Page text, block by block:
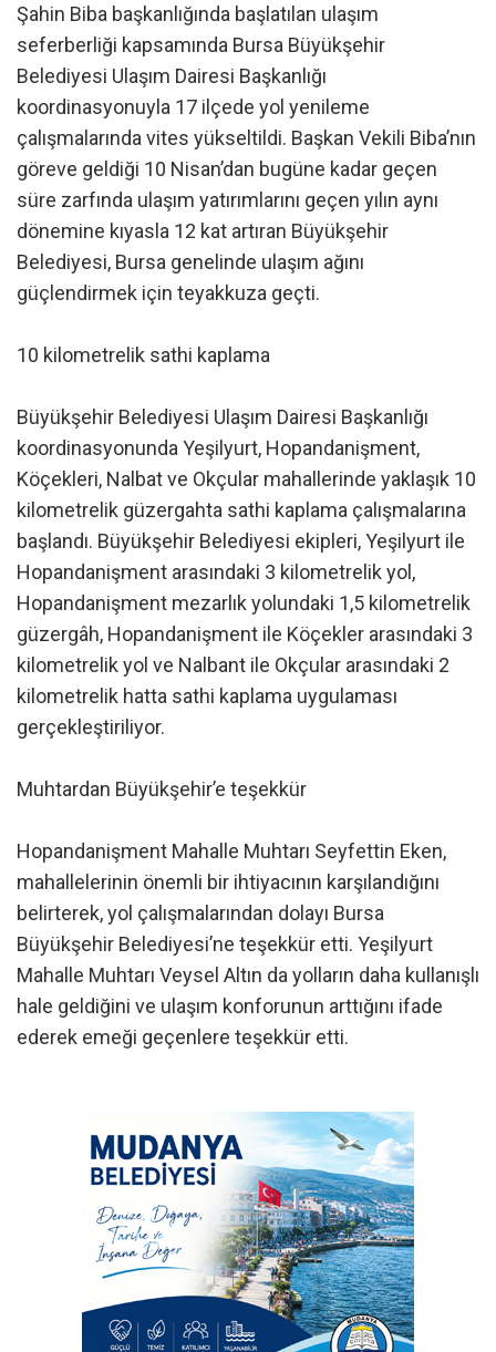
Şahin Biba başkanlığında başlatılan ulaşım
seferberliği kapsamında Bursa Büyükşehir
Belediyesi Ulaşım Dairesi Başkanlığı
koordinasyonuyla 17 ilçede yol yenileme
çalışmalarında vites yükseltildi. Başkan Vekili Biba’nın
göreve geldiği 10 Nisan’dan bugüne kadar geçen
süre zarfında ulaşım yatırımlarını geçen yılın aynı
dönemine kıyasla 12 kat artıran Büyükşehir
Belediyesi, Bursa genelinde ulaşım ağını
güçlendirmek için teyakkuza geçti.
10 kilometrelik sathi kaplama
Büyükşehir Belediyesi Ulaşım Dairesi Başkanlığı
koordinasyonunda Yeşilyurt, Hopandanişment,
Köçekleri, Nalbat ve Okçular mahallerinde yaklaşık 10
kilometrelik güzergahta sathi kaplama çalışmalarına
başlandı. Büyükşehir Belediyesi ekipleri, Yeşilyurt ile
Hopandanişment arasındaki 3 kilometrelik yol,
Hopandanişment mezarlık yolundaki 1,5 kilometrelik
güzergâh, Hopandanişment ile Köçekler arasındaki 3
kilometrelik yol ve Nalbant ile Okçular arasındaki 2
kilometrelik hatta sathi kaplama uygulaması
gerçekleştiriliyor.
Muhtardan Büyükşehir’e teşekkür
Hopandanişment Mahalle Muhtarı Seyfettin Eken,
mahallelerinin önemli bir ihtiyacının karşılandığını
belirterek, yol çalışmalarından dolayı Bursa
Büyükşehir Belediyesi’ne teşekkür etti. Yeşilyurt
Mahalle Muhtarı Veysel Altın da yolların daha kullanışlı
hale geldiğini ve ulaşım konforunun arttığını ifade
ederek emeği geçenlere teşekkür etti.